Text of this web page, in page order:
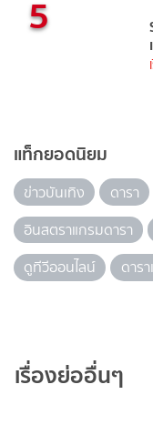
5
แท็กยอดนิยม
ข่าวบันเทิง ดารา
อินสตราแกรมดารา
ดูทีวีออนไลน์
ดาร
เรื่องย่ออื่นๆ